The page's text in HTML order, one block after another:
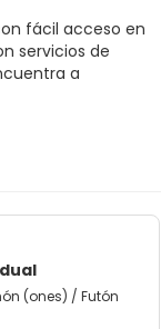
fácil acceso en
servicios de
a
(ones) / Futón